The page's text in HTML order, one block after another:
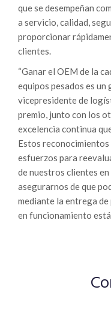
que se desempeñan
a servicio, calidad,
proporcionar
clientes.
“Ganar el OEM de la
equipos pesados ​​es un
vicepresidente de
premio, junto con los
excelencia continua
Estos
esfuerzos para
de nuestros clientes
asegurarnos de que
mediante la entrega de
en funcionamiento